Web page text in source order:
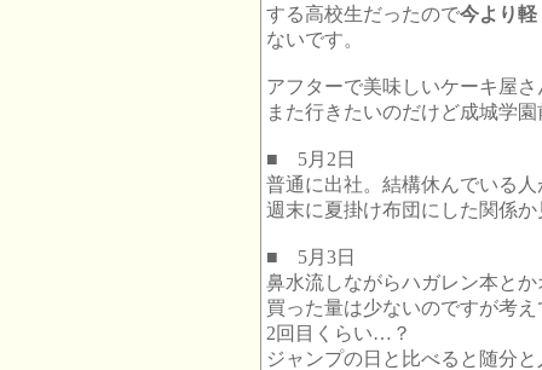
する高校生だったので今より軽
ないです。
アフターで美味しいケーキ屋
また行きたいのだけど成城学
■ 5月2日
普通に出社。結構休んでいる
週末に夏掛け布団にした関係
■ 5月3日
鼻水流しながらハガレン本と
買った量は少ないのですが考
2回目くらい…？
ジャンプの日と比べると随分